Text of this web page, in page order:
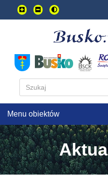
Przejdź
do
głownej
Menu obiektów